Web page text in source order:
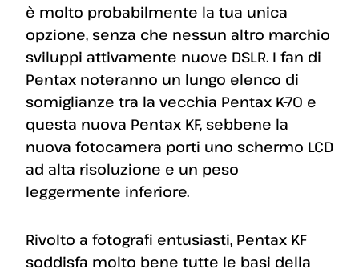
è molto probabilmente la tua unica
opzione, senza che nessun altro marchio
sviluppi attivamente nuove DSLR. I fan di
Pentax noteranno un lungo elenco di
somiglianze tra la vecchia Pentax K-70 e
questa nuova Pentax KF, ​​sebbene la
nuova fotocamera porti uno schermo LCD
ad alta risoluzione e un peso
leggermente inferiore.
Rivolto a fotografi entusiasti, Pentax KF
soddisfa molto bene tutte le basi della